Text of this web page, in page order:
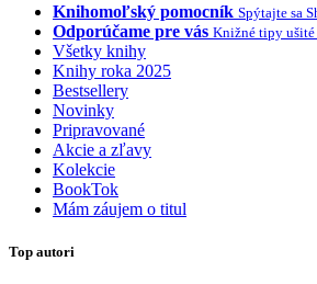
Knihomoľský pomocník Spýtajte sa
Odporúčame pre vás Knižné tipy ušité
Všetky knihy
Knihy roka 2025
Bestsellery
Novinky
Pripravované
Akcie a zľavy
Kolekcie
BookTok
Mám záujem o titul
Top autori